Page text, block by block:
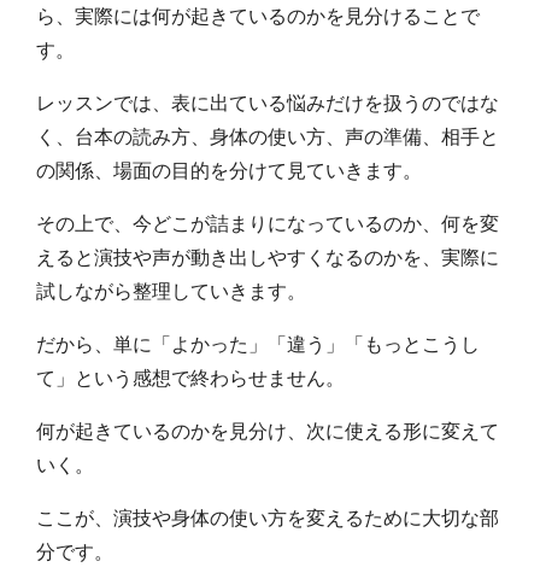
ら、実際には何が起きているのかを見分けることで
す。
レッスンでは、表に出ている悩みだけを扱うのではな
く、台本の読み方、身体の使い方、声の準備、相手と
の関係、場面の目的を分けて見ていきます。
その上で、今どこが詰まりになっているのか、何を変
えると演技や声が動き出しやすくなるのかを、実際に
試しながら整理していきます。
だから、単に「よかった」「違う」「もっとこうし
て」という感想で終わらせません。
何が起きているのかを見分け、次に使える形に変えて
いく。
ここが、演技や身体の使い方を変えるために大切な部
分です。